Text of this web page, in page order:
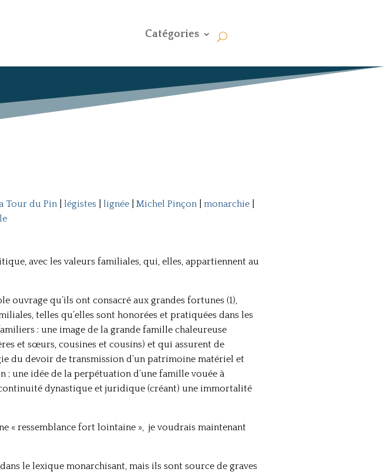
Catégories
Tour du Pin| légistes| lignée| Michel Pinçon| monarchie|
avec les valeurs familiales, qui, elles, appartiennent au
ouvrage qu’ils ont consacré aux grandes fortunes (1),
telles qu’elles sont honorées et pratiquées dans les
: une image de la grande famille chaleureuse
et sœurs, cousines et cousins) et qui assurent de
du devoir de transmission d’un patrimoine matériel et
une idée de la perpétuation d’une famille vouée à
dynastique et juridique (créant) une immortalité
« ressemblance fort lointaine », je voudrais maintenant
le lexique monarchisant, mais ils sont source de graves